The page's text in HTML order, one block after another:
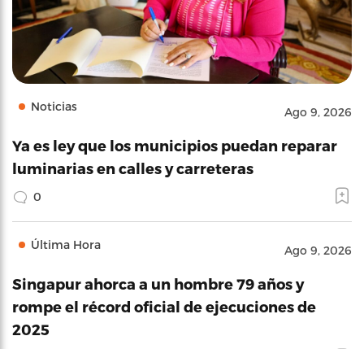
Noticias Ago 9, 2026
Ya es ley que los municipios puedan reparar
luminarias en calles y carreteras
0
Última Hora Ago 9, 2026
Singapur ahorca a un hombre 79 años y
rompe el récord oficial de ejecuciones de
2025